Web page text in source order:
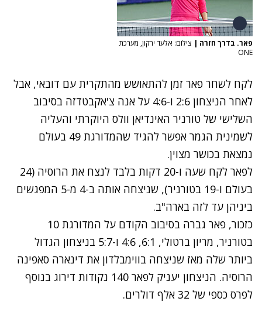
פאר. בדרך חזרה | צילום: אלעד ירקון, מערכת
ONE
לקח לשחר פאר זמן להתאושש מהתקרית עם דובאי, אבל
לאחר הניצחון 2:6 ו-4:6 על אנה צ'אקבטדזה בסיבוב
השלישי של טורניר האינדיאן וולס היוקרתי והעליה
לשמינית הגמר אפשר להגיד שהמדורגת 49 בעולם
נמצאת בכושר מצוין.
לפאר לקח שעה ו-20 דקות בלבד לנצח את הרוסיה (24
בעולם ו-19 בטורניר), שניצחה אותה ב-4 מ-5 המפגשים
ביניהן עד לזה בארה"ב.
כזכור, פאר גברה בסיבוב הקודם על המדורגת 10
בטורניר, מריון ברטולי, 6:1, 4:6 ו-5:7 בניצחון הגדול
ביותר שלה מאז שניצחה בווימבלדון את דינארה סאפינה
הרוסיה. הניצחון יעניק לפאר 140 נקודות דירוג בנוסף
לפרס כספי של 32 אלף דולרים.